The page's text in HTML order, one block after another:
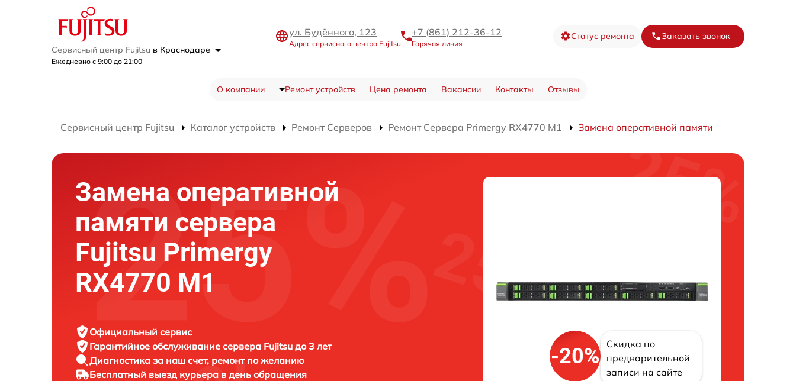
Сервисный центр Fujitsu в Краснодаре
Ежедневно с 9:00 до 21:00
ул. Будённого, 123
Адрес сервисного центра Fujitsu
+7 (861) 212-36-12
Горячая линия
Статус ремонта Заказать звонок
О компании Ремонт устройств Цена ремонта Вакансии Контакты Отзывы
Сервисный центр Fujitsu Каталог устройств Ремонт Серверов Ремонт Сервера Primergy RX4770 M1 Замена оперативной памяти
Замена оперативной
памяти сервера
Fujitsu Primergy
RX4770 M1
Официальный сервис
Гарантийное обслуживание сервера Fujitsu до 3 лет
Диагностика за наш счет, ремонт по желанию
Бесплатный выезд курьера в день обращения
-20%
Скидка по
предварительной
записи на сайте